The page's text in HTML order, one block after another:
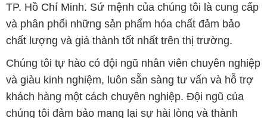
TP. Hồ Chí Minh. Sứ mệnh của chúng tôi là cung cấp
và phân phối những sản phẩm hóa chất đảm bảo
chất lượng và giá thành tốt nhất trên thị trường.
Chúng tôi tự hào có đội ngũ nhân viên chuyên nghiệp
và giàu kinh nghiệm, luôn sẵn sàng tư vấn và hỗ trợ
khách hàng một cách chuyên nghiệp. Đội ngũ của
chúng tôi đảm bảo mang lại sự hài lòng và thành